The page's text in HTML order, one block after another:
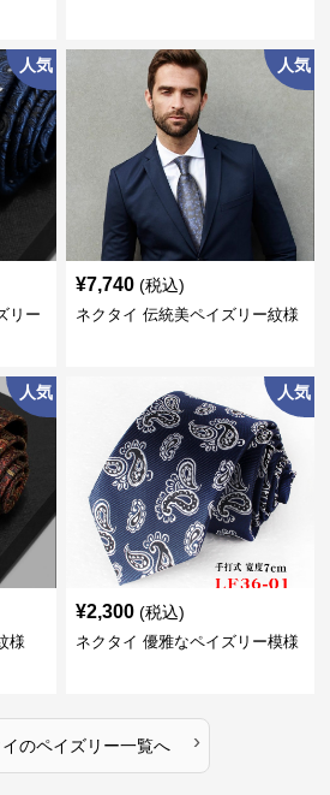
人気
リー
人気
¥7,740 (税込)
ネクタイ 伝統美ペイズリー紋様
人気
様
人気
¥2,300 (税込)
ネクタイ 優雅なペイズリー模様
のペイズリー一覧へ ›